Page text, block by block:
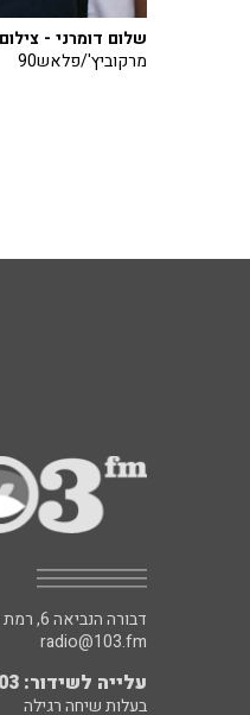
שלום דומרני -
מרקוביץ'/פלאש90
דבורה הנביאה 6, רמת השרון
radio@103.fm
עלייה לשידור: 0552-103-103
בעלות שיחה רגילה